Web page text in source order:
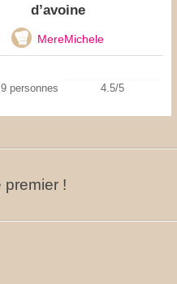
d’avoine
MereMichele
9 personnes 4.5/5
!